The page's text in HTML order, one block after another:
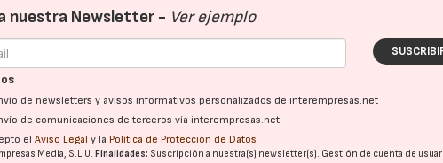
nuestra Newsletter - Ver ejemplo
de newsletters y avisos informativos personalizados de interempresas.net
de comunicaciones de terceros vía interempresas.net
elAviso Legal y la Política de Protección de Datos
Media, S.L.U. Finalidades: Suscripción a nuestra(s) newsletter(s). Gestión de cuenta de